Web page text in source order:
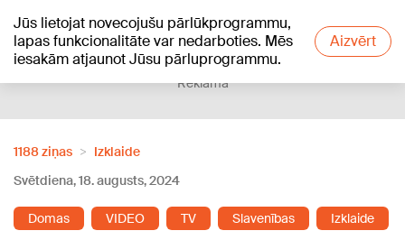
Jūs lietojat novecojušu pārlūkprogrammu,
lapas funkcionalitāte var nedarboties. Mēs
iesakām atjaunot Jūsu pārluprogrammu.
Aizvērt
+25°C
Reklāma
1188 ziņas
Izklaide
Svētdiena, 18. augusts, 2024
Domas VIDEO TV Slavenības Izklaide